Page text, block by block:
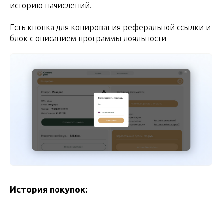
историю начислений.
Есть кнопка для копирования реферальной ссылки и
блок с описанием программы лояльности
История покупок: